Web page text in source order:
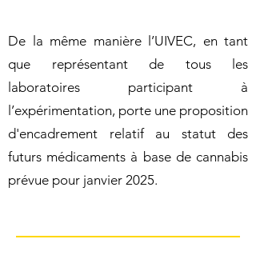
De la même manière l’UIVEC, en tant
que représentant de tous les
laboratoires participant à
l’expérimentation, porte une proposition
d'encadrement relatif au statut des
futurs médicaments à base de cannabis
prévue pour janvier 2025.